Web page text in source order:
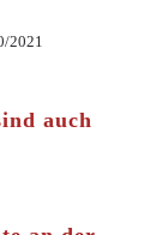
2021
auch